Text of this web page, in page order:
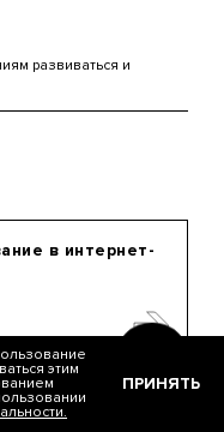
этим
ПРИНЯТЬ
развиваться и
в интернет-